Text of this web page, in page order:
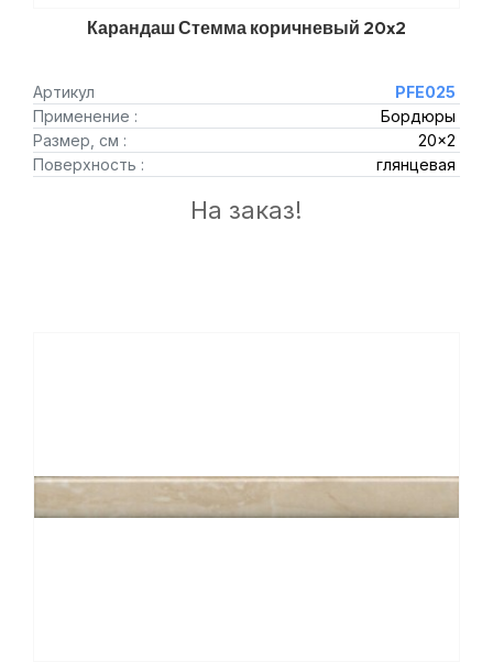
Карандаш Стемма коричневый 20x2
Артикул
PFE025
Применение :
Бордюры
Размер, см :
20x2
Поверхность :
глянцевая
На заказ!